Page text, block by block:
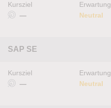
Kursziel
—
Erwartung
Neutral
SAP SE
Kursziel
—
Erwartung
Neutral